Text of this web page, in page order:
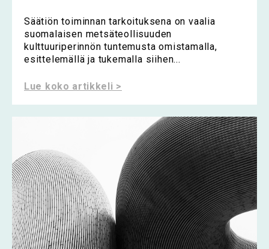
Säätiön toiminnan tarkoituksena on vaalia
suomalaisen metsäteollisuuden
kulttuuriperinnön tuntemusta omistamalla,
esittelemällä ja tukemalla siihen...
Lue koko artikkeli >